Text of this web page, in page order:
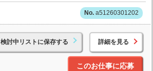
a51260301202
検討中リストに保存する 詳細を見る
このお仕事に応募